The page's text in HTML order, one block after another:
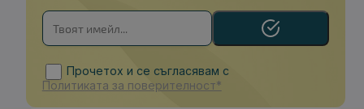
Прочетох и се съгласявам с
Политиката за поверителност*